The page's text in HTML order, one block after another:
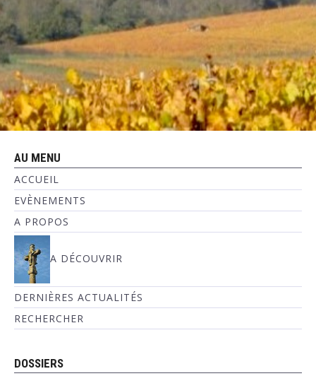
AU MENU
ACCUEIL
EVÈNEMENTS
A PROPOS
A DÉCOUVRIR
DERNIÈRES ACTUALITÉS
RECHERCHER
DOSSIERS